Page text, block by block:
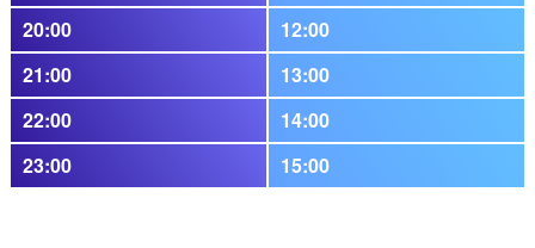
20:00
12:00
21:00
13:00
22:00
14:00
23:00
15:00